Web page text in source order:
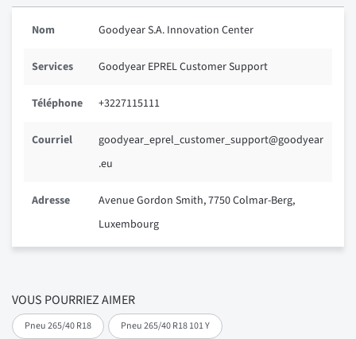
VOUS POURRIEZ AIMER
Pneu 265/40 R18 Pneu 265/40 R18 101 Y
Nom Goodyear S.A. Innovation Center
Services Goodyear EPREL Customer Support
Téléphone +3227115111
Courriel
goodyear_eprel_customer_support@goodyear
.eu
Adresse
Avenue Gordon Smith, 7750 Colmar-Berg,
Luxembourg